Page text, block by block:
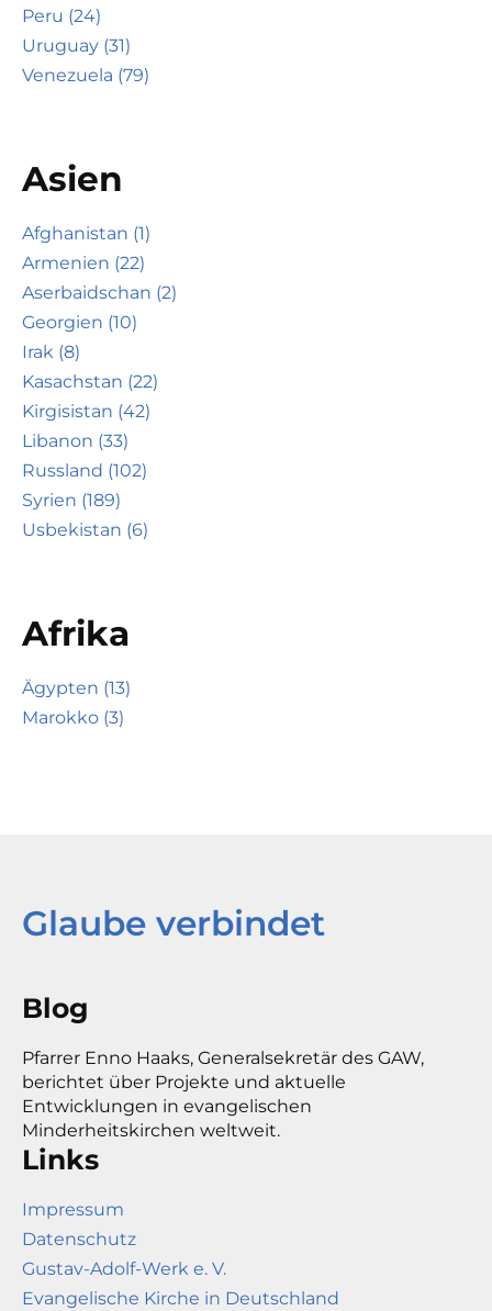
Peru (24)
Uruguay (31)
Venezuela (79)
Asien
Afghanistan (1)
Armenien (22)
Aserbaidschan (2)
Georgien (10)
Irak (8)
Kasachstan (22)
Kirgisistan (42)
Libanon (33)
Russland (102)
Syrien (189)
Usbekistan (6)
Afrika
Ägypten (13)
Marokko (3)
Glaube verbindet
Blog
Pfarrer Enno Haaks, Generalsekretär des GAW,
berichtet über Projekte und aktuelle
Entwicklungen in evangelischen
Minderheitskirchen weltweit.
Links
Impressum
Datenschutz
Gustav-Adolf-Werk e. V.
Evangelische Kirche in Deutschland